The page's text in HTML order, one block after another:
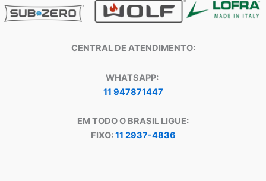
CENTRAL DE ATENDIMENTO:
WHATSAPP:
11 947871447
EM TODO O BRASIL LIGUE:
FIXO:11 2937-4836